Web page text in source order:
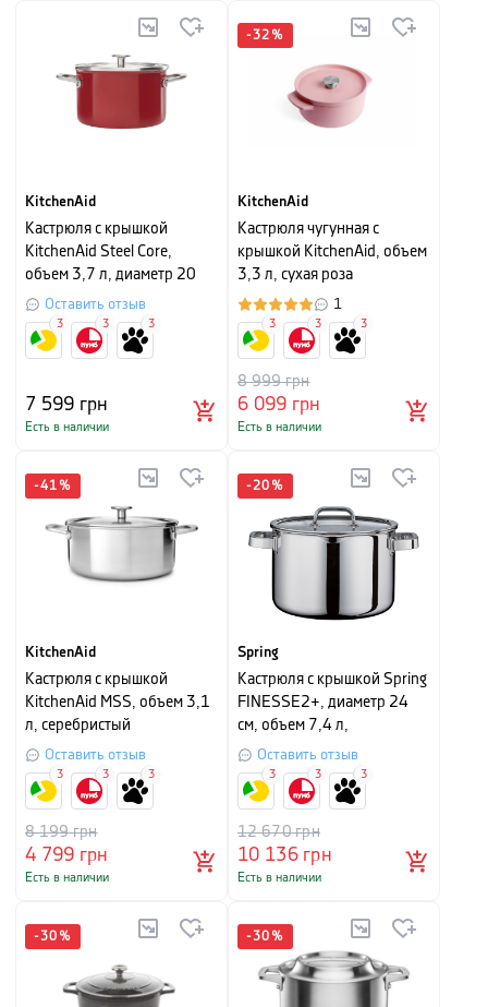
KitchenAid
Кастрюля с крышкой
KitchenAid Steel Core,
объем 3,7 л, диаметр 20
см, красный
Оставить отзыв
7 599 грн
Есть в наличии
3 3 3
-32 %
KitchenAid
Кастрюля чугунная с
крышкой KitchenAid, объем
3,3 л, сухая роза
1
6 099 грн
8 999грн
Есть в наличии
3 3 3
-41 %
KitchenAid
Кастрюля с крышкой
KitchenAid MSS, объем 3,1
л, серебристый
Оставить отзыв
4 799 грн
8 199грн
Есть в наличии
3 3 3
-20 %
Spring
Кастрюля с крышкой Spring
FINESSE2+, диаметр 24
см, объем 7,4 л,
серебристый
Оставить отзыв
10 136грн
12 670грн
Есть в наличии
3 3 3
-30 % -30 %